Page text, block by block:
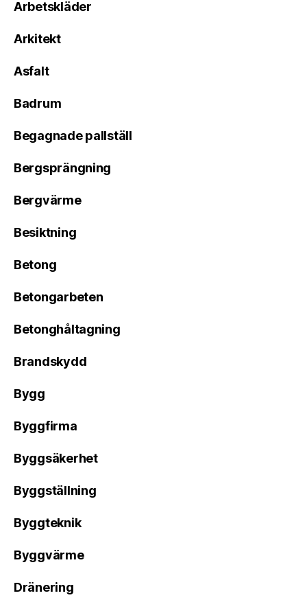
Arbetskläder
Arkitekt
Asfalt
Badrum
Begagnade pallställ
Bergsprängning
Bergvärme
Besiktning
Betong
Betongarbeten
Betonghåltagning
Brandskydd
Bygg
Byggfirma
Byggsäkerhet
Byggställning
Byggteknik
Byggvärme
Dränering